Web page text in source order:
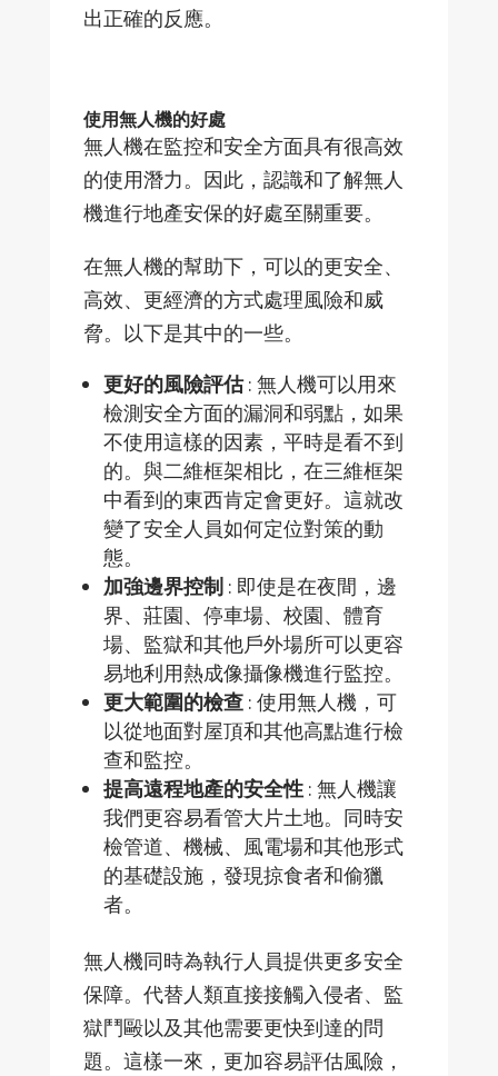
出正確的反應。
使用無人機的好處
無人機在監控和安全方面具有很高效
的使用潛力。因此，認識和了解無人
機進行地產安保的好處至關重要。
在無人機的幫助下，可以的更安全、
高效、更經濟的方式處理風險和威
脅。以下是其中的一些。
更好的風險評估: 無人機可以用來
檢測安全方面的漏洞和弱點，如果
不使用這樣的因素，平時是看不到
的。與二維框架相比，在三維框架
中看到的東西肯定會更好。這就改
變了安全人員如何定位對策的動
態。
加強邊界控制 : 即使是在夜間，邊
界、莊園、停車場、校園、體育
場、監獄和其他戶外場所可以更容
易地利用熱成像攝像機進行監控。
更大範圍的檢查 : 使用無人機，可
以從地面對屋頂和其他高點進行檢
查和監控。
提高遠程地產的安全性: 無人機讓
我們更容易看管大片土地。同時安
檢管道、機械、風電場和其他形式
的基礎設施，發現掠食者和偷獵
者。
無人機同時為執行人員提供更多安全
保障。代替人類直接接觸入侵者、監
獄鬥毆以及其他需要更快到達的問
題。這樣一來，更加容易評估風險，